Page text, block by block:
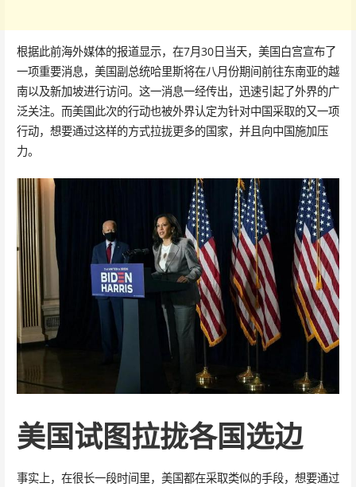
根据此前海外媒体的报道显示，在7月30日当天，美国白宫宣布了
一项重要消息，美国副总统哈里斯将在八月份期间前往东南亚的越
南以及新加坡进行访问。这一消息一经传出，迅速引起了外界的广
泛关注。而美国此次的行动也被外界认定为针对中国采取的又一项
行动，想要通过这样的方式拉拢更多的国家，并且向中国施加压
力。
美国试图拉拢各国选边
事实上，在很长一段时间里，美国都在采取类似的手段，想要通过